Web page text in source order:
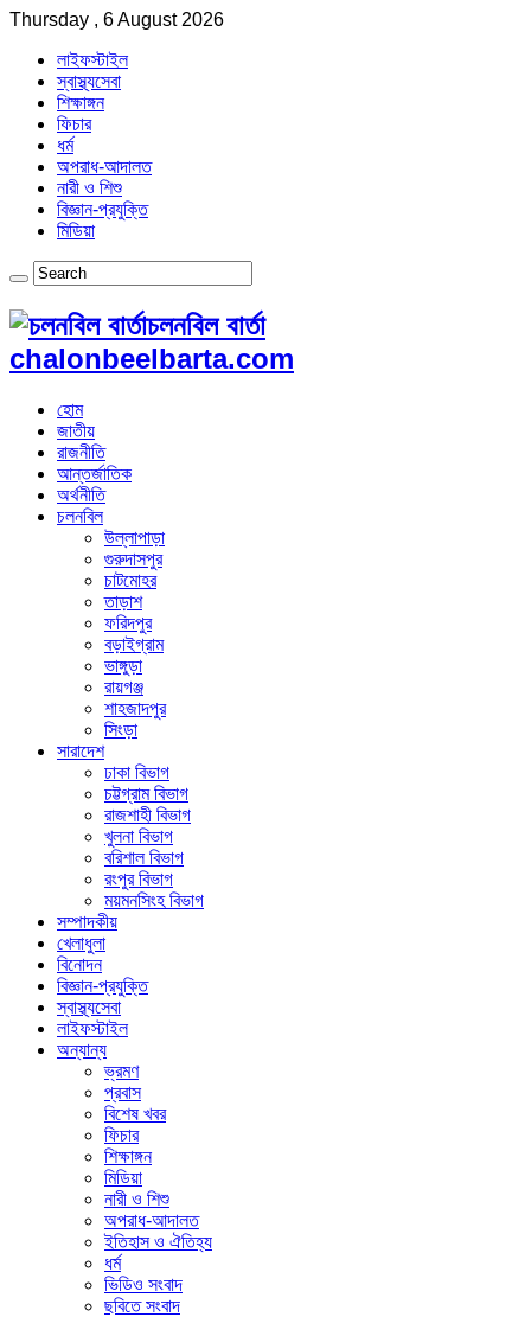
Thursday , 6 August 2026
লাইফস্টাইল
স্বাস্থ্যসেবা
শিক্ষাঙ্গন
ফিচার
ধর্ম
অপরাধ-আদালত
নারী ও শিশু
বিজ্ঞান-প্রযুক্তি
মিডিয়া
চলনবিল বার্তা
chalonbeelbarta.com
হোম
জাতীয়
রাজনীতি
আন্তর্জাতিক
অর্থনীতি
চলনবিল
উল্লাপাড়া
গুরুদাসপুর
চাটমোহর
তাড়াশ
ফরিদপুর
বড়াইগ্রাম
ভাঙ্গুড়া
রায়গঞ্জ
শাহজাদপুর
সিংড়া
সারাদেশ
ঢাকা বিভাগ
চট্টগ্রাম বিভাগ
রাজশাহী বিভাগ
খুলনা বিভাগ
বরিশাল বিভাগ
রংপুর বিভাগ
ময়মনসিংহ বিভাগ
সম্পাদকীয়
খেলাধুলা
বিনোদন
বিজ্ঞান-প্রযুক্তি
স্বাস্থ্যসেবা
লাইফস্টাইল
অন্যান্য
ভ্রমণ
প্রবাস
বিশেষ খবর
ফিচার
শিক্ষাঙ্গন
মিডিয়া
নারী ও শিশু
অপরাধ-আদালত
ইতিহাস ও ঐতিহ্য
ধর্ম
ভিডিও সংবাদ
ছবিতে সংবাদ